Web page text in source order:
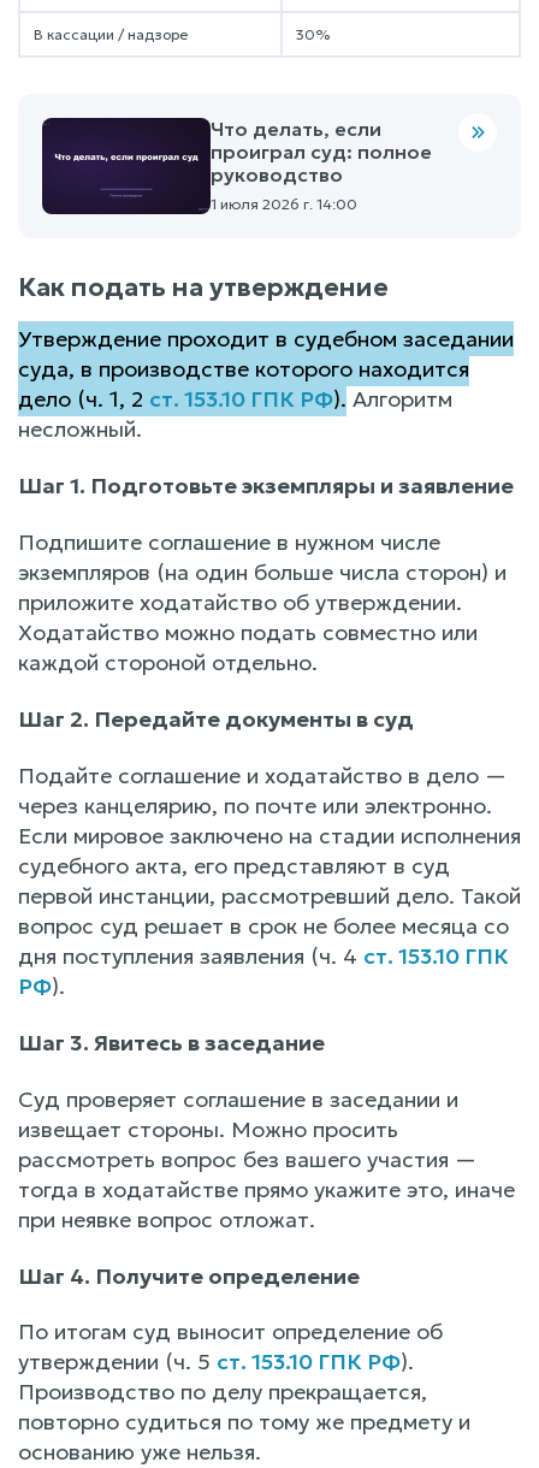
В кассации / надзоре 30%
Что делать, если
проиграл суд: полное
руководство
1 июля 2026 г. 14:00
Как подать на утверждение
Утверждение проходит в судебном заседании
суда, в производстве которого находится
дело (ч. 1, 2 ст. 153.10 ГПК РФ). Алгоритм
несложный.
Шаг 1. Подготовьте экземпляры и заявление
Подпишите соглашение в нужном числе
экземпляров (на один больше числа сторон) и
приложите ходатайство об утверждении.
Ходатайство можно подать совместно или
каждой стороной отдельно.
Шаг 2. Передайте документы в суд
Подайте соглашение и ходатайство в дело —
через канцелярию, по почте или электронно.
Если мировое заключено на стадии исполнения
судебного акта, его представляют в суд
первой инстанции, рассмотревший дело. Такой
вопрос суд решает в срок не более месяца со
дня поступления заявления (ч. 4 ст. 153.10 ГПК
РФ).
Шаг 3. Явитесь в заседание
Суд проверяет соглашение в заседании и
извещает стороны. Можно просить
рассмотреть вопрос без вашего участия —
тогда в ходатайстве прямо укажите это, иначе
при неявке вопрос отложат.
Шаг 4. Получите определение
По итогам суд выносит определение об
утверждении (ч. 5 ст. 153.10 ГПК РФ).
Производство по делу прекращается,
повторно судиться по тому же предмету и
основанию уже нельзя.